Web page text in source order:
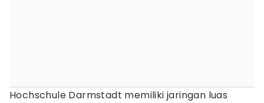
Hochschule Darmstadt memiliki jaringan luas